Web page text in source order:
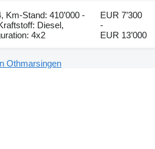
Km-Stand: 410’000 -
Diesel,
4x2
EUR 7’300
-
EUR 13’000
Othmarsingen